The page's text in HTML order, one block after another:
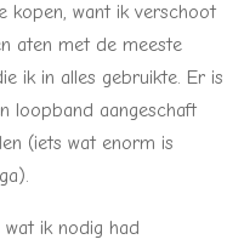
kopen, want ik verschoot
aten met de meeste
ik in alles gebruikte. Er is
loopband aangeschaft
(iets wat enorm is
ik nodig had